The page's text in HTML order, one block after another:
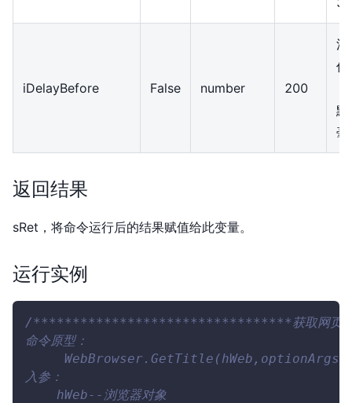
iDelayBefore False number 200
活
作
默
毫
返回结果
sRet，将命令运行后的结果赋值给此变量。
运行实例
/*********************************获取网
命令原型：
     WebBrowser.GetTitle(hWeb,optionArgs)
入参：
    hWeb--浏览器对象